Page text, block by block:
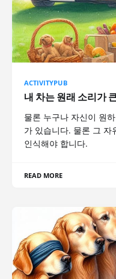
ACTIVITYPUB
내 차는 원래 소리가
물론 누구나 자신이 원
가 있습니다. 물론 그 자
인식해야 합니다.
READ MORE